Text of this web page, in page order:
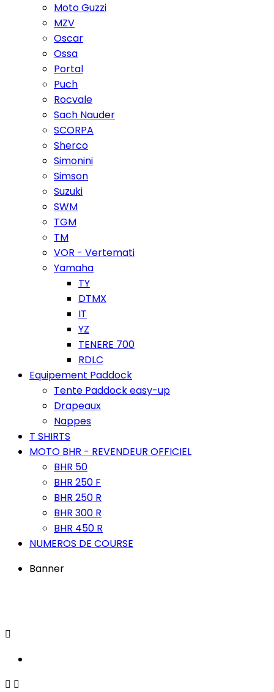
Moto Guzzi
MZV
Oscar
Ossa
Portal
Puch
Rocvale
Sach Nauder
SCORPA
Sherco
Simonini
Simson
Suzuki
SWM
TGM
TM
VOR - Vertemati
Yamaha
TY
DTMX
IT
YZ
TENERE 700
RDLC
Equipement Paddock
Tente Paddock easy-up
Drapeaux
Nappes
T SHIRTS
MOTO BHR - REVENDEUR OFFICIEL
BHR 50
BHR 250 F
BHR 250 R
BHR 300 R
BHR 450 R
NUMEROS DE COURSE
Banner

 